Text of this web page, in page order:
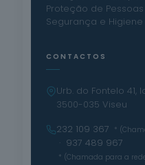
Proteção de
Segurança e
CONTACTOS
Urb. do Fontelo 41,
3500-035 Viseu
232 109 367
*
· 937 489 967
* (Chamada para a